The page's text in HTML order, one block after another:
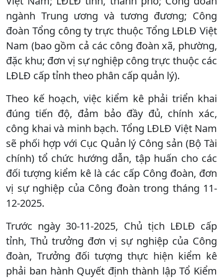
ngành Trung ương và tương đương; Công
đoàn Tổng công ty trực thuộc Tổng LĐLĐ Việt
Nam (bao gồm cả các công đoàn xã, phường,
đặc khu; đơn vị sự nghiệp công trực thuộc các
LĐLĐ cấp tỉnh theo phân cấp quản lý).
Theo kế hoạch, việc kiểm kê phải triển khai
đúng tiến độ, đảm bảo đầy đủ, chính xác,
công khai và minh bạch. Tổng LĐLĐ Việt Nam
sẽ phối hợp với Cục Quản lý Công sản (Bộ Tài
chính) tổ chức hướng dẫn, tập huấn cho các
đối tượng kiểm kê là các cấp Công đoàn, đơn
vị sự nghiệp của Công đoàn trong tháng 11-
12-2025.
Trước ngày 30-11-2025, Chủ tịch LĐLĐ cấp
tỉnh, Thủ trưởng đơn vị sự nghiệp của Công
đoàn, Trưởng đối tượng thực hiện kiểm kê
phải ban hành Quyết định thành lập Tổ Kiểm